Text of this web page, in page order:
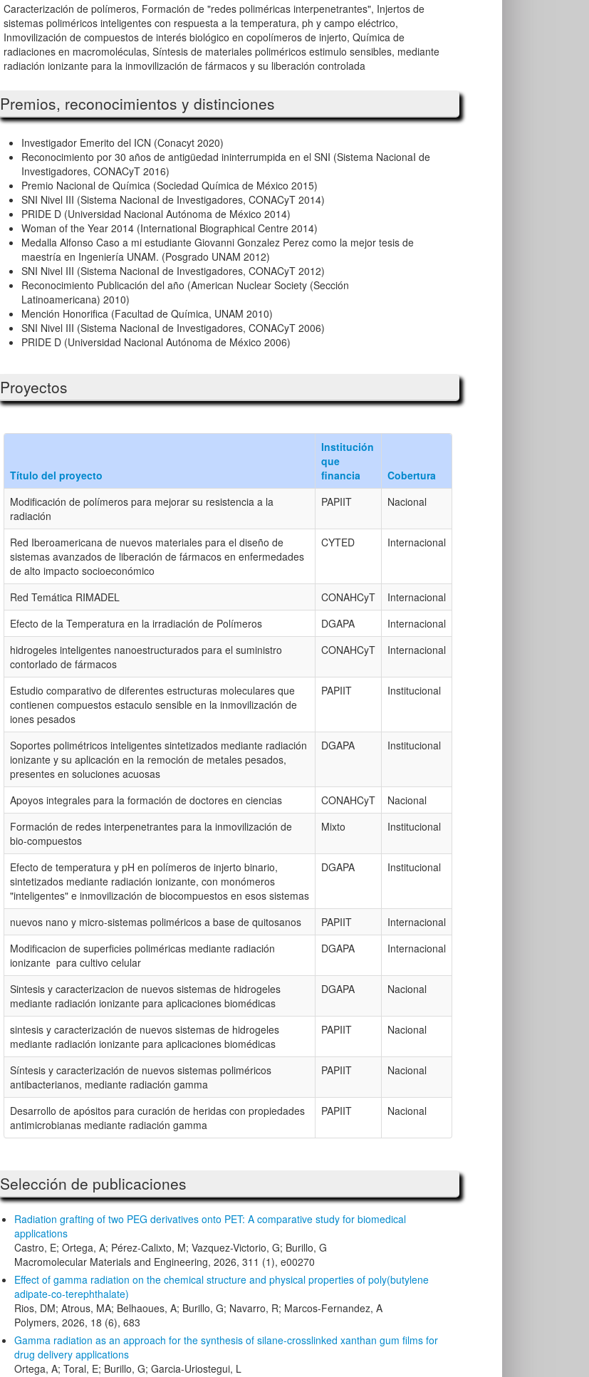
Caracterización de polímeros, Formación de "redes poliméricas interpenetrantes", Injertos de
sistemas poliméricos inteligentes con respuesta a la temperatura, ph y campo eléctrico,
Inmovilización de compuestos de interés biológico en copolímeros de injerto, Química de
radiaciones en macromoléculas, Síntesis de materiales poliméricos estimulo sensibles, mediante
radiación ionizante para la inmovilización de fármacos y su liberación controlada
Premios, reconocimientos y distinciones
Investigador Emerito del ICN (Conacyt 2020)
Reconocimiento por 30 años de antigüedad ininterrumpida en el SNI (Sistema NacionaI de
Investigadores, CONACyT 2016)
Premio Nacional de Química (Sociedad Química de México 2015)
SNI Nivel III (Sistema NacionaI de Investigadores, CONACyT 2014)
PRIDE D (Universidad Nacional Autónoma de México 2014)
Woman of the Year 2014 (International Biographical Centre 2014)
Medalla Alfonso Caso a mi estudiante Giovanni Gonzalez Perez como la mejor tesis de
maestría en Ingeniería UNAM. (Posgrado UNAM 2012)
SNI Nivel III (Sistema NacionaI de Investigadores, CONACyT 2012)
Reconocimiento Publicación del año (American Nuclear Society (Sección
Latinoamericana) 2010)
Mención Honorifica (Facultad de Química, UNAM 2010)
SNI Nivel III (Sistema NacionaI de Investigadores, CONACyT 2006)
PRIDE D (Universidad Nacional Autónoma de México 2006)
Proyectos
Título del proyecto
Institución
que
financia
Cobertura
Modificación de polímeros para mejorar su resistencia a la
radiación
PAPIIT Nacional
Red Iberoamericana de nuevos materiales para el diseño de
sistemas avanzados de liberación de fármacos en enfermedades
de alto impacto socioeconómico
CYTED Internacional
Red Temática RIMADEL CONAHCyT
Internacional
Efecto de la Temperatura en la irradiación de Polímeros
DGAPA
Internacional
hidrogeles inteligentes nanoestructurados para el suministro
contorlado de fármacos
CONAHCyT Internacional
Estudio comparativo de diferentes estructuras moleculares que
contienen compuestos estaculo sensible en la inmovilización de
iones pesados
PAPIIT Institucional
Soportes polimétricos inteligentes sintetizados mediante radiación
ionizante y su aplicación en la remoción de metales pesados,
presentes en soluciones acuosas
DGAPA Institucional
Apoyos integrales para la formación de doctores en ciencias CONAHCyT
Nacional
Formación de redes interpenetrantes para la inmovilización de
bio-compuestos
Mixto Institucional
Efecto de temperatura y pH en polímeros de injerto binario,
sintetizados mediante radiación ionizante, con monómeros
"inteligentes" e inmovilización de biocompuestos en esos sistemas
DGAPA Institucional
nuevos nano y micro-sistemas poliméricos a base de quitosanos PAPIIT
Internacional
Modificacion de superficies poliméricas mediante radiación
ionizante para cultivo celular
DGAPA Internacional
Sintesis y caracterizacion de nuevos sistemas de hidrogeles
mediante radiación ionizante para aplicaciones biomédicas
DGAPA Nacional
sintesis y caracterización de nuevos sistemas de hidrogeles
mediante radiación ionizante para aplicaciones biomédicas
PAPIIT Nacional
Síntesis y caracterización de nuevos sistemas poliméricos
antibacterianos, mediante radiación gamma
PAPIIT Nacional
Desarrollo de apósitos para curación de heridas con propiedades
antimicrobianas mediante radiación gamma
PAPIIT Nacional
Selección de publicaciones
Radiation grafting of two PEG derivatives onto PET: A comparative study for biomedical
applications
Castro, E; Ortega, A; Pérez-Calixto, M; Vazquez-Victorio, G; Burillo, G
Macromolecular Materials and Engineering, 2026, 311 (1), e00270
Effect of gamma radiation on the chemical structure and physical properties of poly(butylene
adipate-co-terephthalate)
Rios, DM; Atrous, MA; Belhaoues, A; Burillo, G; Navarro, R; Marcos-Fernandez, A
Polymers, 2026, 18 (6), 683
Gamma radiation as an approach for the synthesis of silane-crosslinked xanthan gum films for
drug delivery applications
Ortega, A; Toral, E; Burillo, G; Garcia-Uriostegui, L